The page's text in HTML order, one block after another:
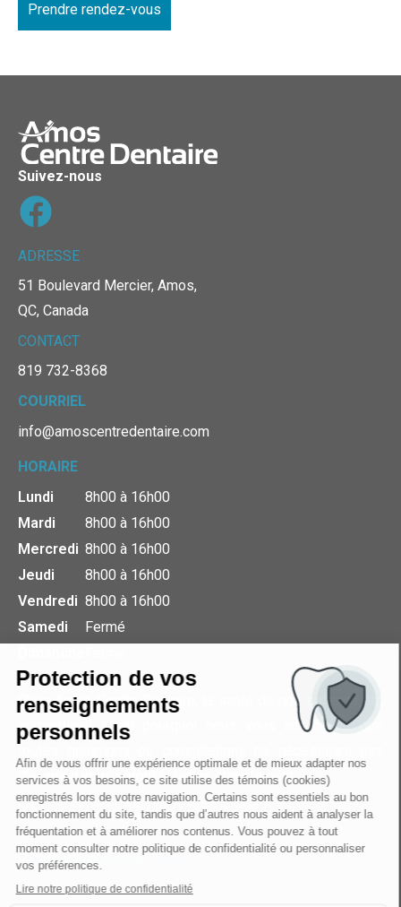
Prendre rendez-vous
Suivez-nous
ADRESSE
51 Boulevard Mercier, Amos,
QC, Canada
CONTACT
819 732-8368
COURRIEL
info@amoscentredentaire.com
HORAIRE
Lundi
8h00 à 16h00
Mardi
8h00 à 16h00
Mercredi 8h00 à 16h00
Jeudi
8h00 à 16h00
Vendredi 8h00 à 16h00
Samedi
Fermé
Chez Amos Centre Dentaire, la santé de nos patients est
primordiale! C’est pourquoi nous vous annonçons que
d’examen vous seront offertes gratuitement.
Contactez-nous pour plus d’information.
Politique de confidentialité